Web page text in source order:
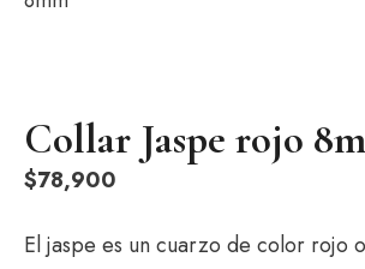
Collar Jaspe rojo
$78,900
El jaspe es un cuarzo de color rojo